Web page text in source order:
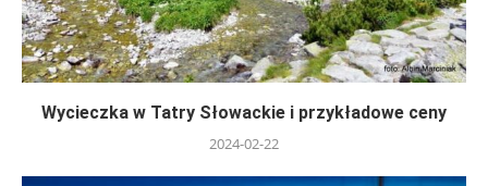
Wycieczka w Tatry Słowackie i przykładowe ceny
2024-02-22